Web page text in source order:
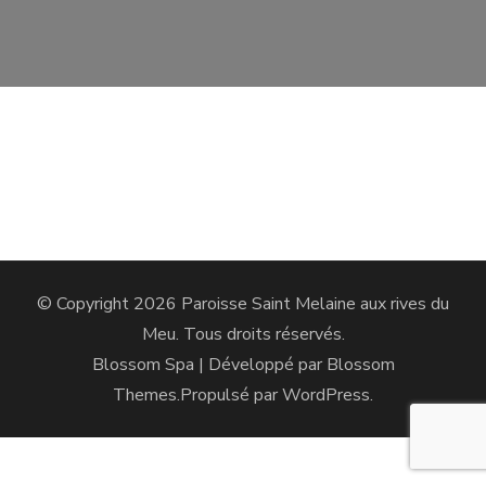
© Copyright 2026 Paroisse Saint Melaine aux rives du
Meu. Tous droits réservés.
Blossom Spa | Développé par Blossom
Themes.Propulsé parWordPress.